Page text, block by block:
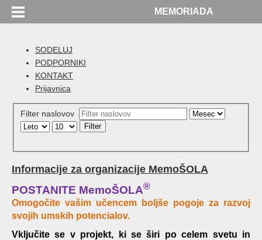
MEMORIADA
SODELUJ
PODPORNIKI
KONTAKT
Prijavnica
Filter naslovov
Filter
Informacije za organizacije MemoŠOLA
POSTANITE MemoŠOLA®
Omogočite vašim učencem boljše pogoje za razvoj
svojih umskih potencialov.
Vključite se v projekt, ki se širi po celem svetu in